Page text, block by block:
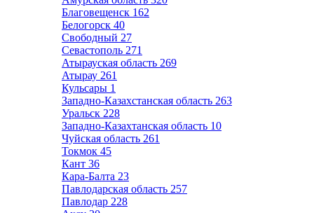
Благовещенск 162
Белогорск 40
Свободный 27
Севастополь 271
Атырауская область 269
Атырау 261
Кульсары 1
Западно-Казахстанская область 263
Уральск 228
Западно-Казахтанская область 10
Чуйская область 261
Токмок 45
Кант 36
Кара-Балта 23
Павлодарская область 257
Павлодар 228